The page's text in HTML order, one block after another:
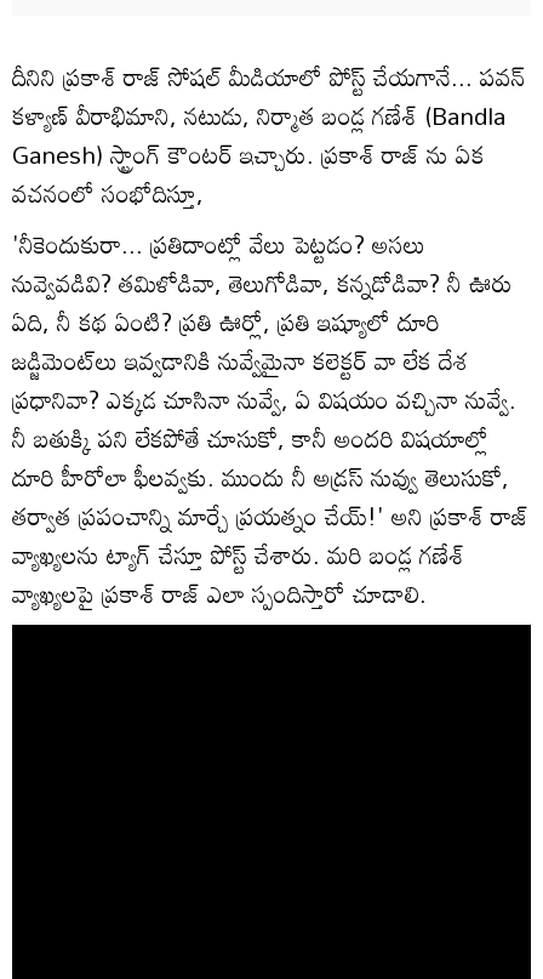
దీనిని ప్రకాశ్‌ రాజ్‌ సోషల్ మీడియాలో పోస్ట్ చేయగానే... పవన్
కళ్యాణ్‌ వీరాభిమాని, నటుడు, నిర్మాత బండ్ల గణేశ్‌ (Bandla
Ganesh) స్ట్రాంగ్‌ కౌంటర్‌ ఇచ్చారు. ప్రకాశ్‌ రాజ్‌ ను ఏక
వచనంలో సంభోదిస్తూ,
'నీకెందుకురా... ప్రతిదాంట్లో వేలు పెట్టడం? అసలు
నువ్వెవడివి? తమిళోడివా, తెలుగోడివా, కన్నడోడివా? నీ ఊరు
ఏది, నీ కథ ఏంటి? ప్రతి ఊర్లో, ప్రతి ఇష్యూలో దూరి
జడ్జిమెంట్‌లు ఇవ్వడానికి నువ్వేమైనా కలెక్టర్ వా లేక దేశ
ప్రధానివా? ఎక్కడ చూసినా నువ్వే, ఏ విషయం వచ్చినా నువ్వే.
నీ బతుక్కి పని లేకపోతే చూసుకో, కానీ అందరి విషయాల్లో
దూరి హీరోలా ఫీలవ్వకు. ముందు నీ అడ్రస్‌ నువ్వు తెలుసుకో,
తర్వాత ప్రపంచాన్ని మార్చే ప్రయత్నం చేయ్‌!' అని ప్రకాశ్‌ రాజ్‌
వ్యాఖ్యలను ట్యాగ్‌ చేస్తూ పోస్ట్ చేశారు. మరి బండ్ల గణేశ్‌
వ్యాఖ్యలపై ప్రకాశ్‌ రాజ్‌ ఎలా స్పందిస్తారో చూడాలి.